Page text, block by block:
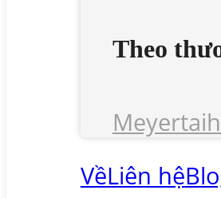
Theo
Meyer
VềLiên hệ